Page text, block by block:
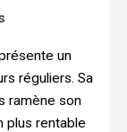
un
réguliers. Sa
ramène son
plus rentable